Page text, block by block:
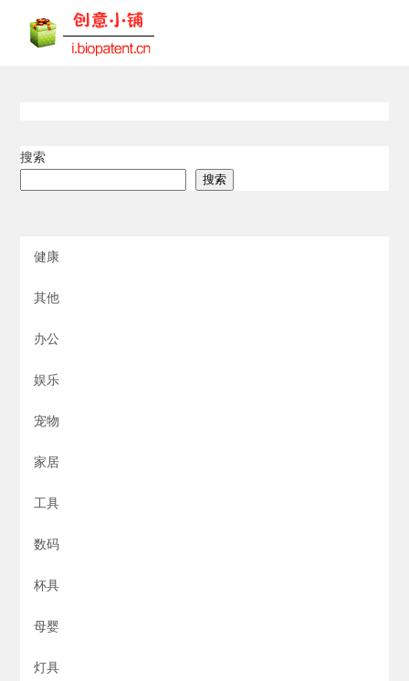
搜索
搜索
健康
其他
办公
娱乐
宠物
家居
工具
数码
杯具
母婴
灯具